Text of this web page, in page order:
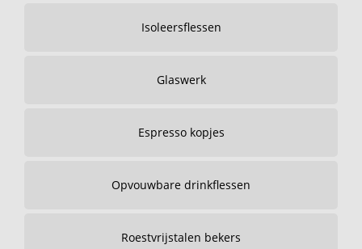
Isoleersflessen
Glaswerk
Espresso kopjes
Opvouwbare drinkflessen
Roestvrijstalen bekers